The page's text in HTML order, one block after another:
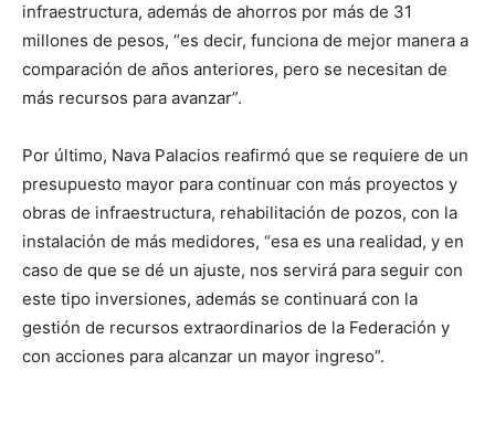
infraestructura, además de ahorros por más de 31
millones de pesos, “es decir, funciona de mejor manera a
comparación de años anteriores, pero se necesitan de
más recursos para avanzar”.
Por último, Nava Palacios reafirmó que se requiere de un
presupuesto mayor para continuar con más proyectos y
obras de infraestructura, rehabilitación de pozos, con la
instalación de más medidores, “esa es una realidad, y en
caso de que se dé un ajuste, nos servirá para seguir con
este tipo inversiones, además se continuará con la
gestión de recursos extraordinarios de la Federación y
con acciones para alcanzar un mayor ingreso”.